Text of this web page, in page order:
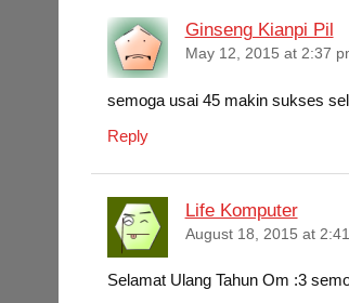
Ginseng Kianpi Pil
May 12, 2015 at 2:37
semoga usai 45 makin sukses
Reply
Life Komputer
August 18, 2015 at
Selamat Ulang Tahun Om :3